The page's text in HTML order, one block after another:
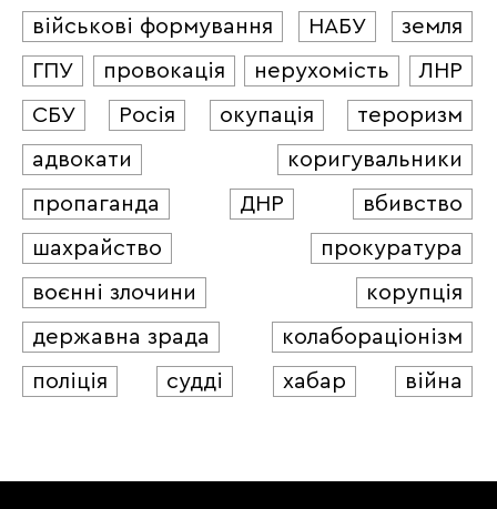
військові формування
НАБУ
земля
ГПУ
провокація нерухомість
ЛНР
СБУ
Росія окупація
тероризм
адвокати
коригувальники
пропаганда
ДНР
вбивство
шахрайство
прокуратура
воєнні злочини
корупція
державна зрада
колабораціонізм
поліція
судді хабар війна